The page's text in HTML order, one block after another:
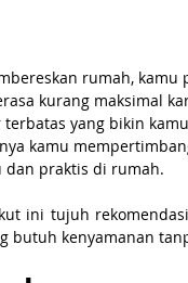
rumah,
kurang maksimal
yang bikin
kamu
dan praktis di rumah.
ini tujuh
butuh kenyamanan